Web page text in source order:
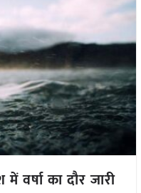
वर्षा का दौर जारी